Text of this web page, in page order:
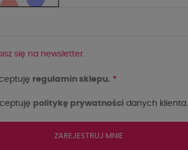
się na newsletter.
regulamin sklepu. *
politykę prywatności danych klienta.
ZAREJESTRUJ MNIE